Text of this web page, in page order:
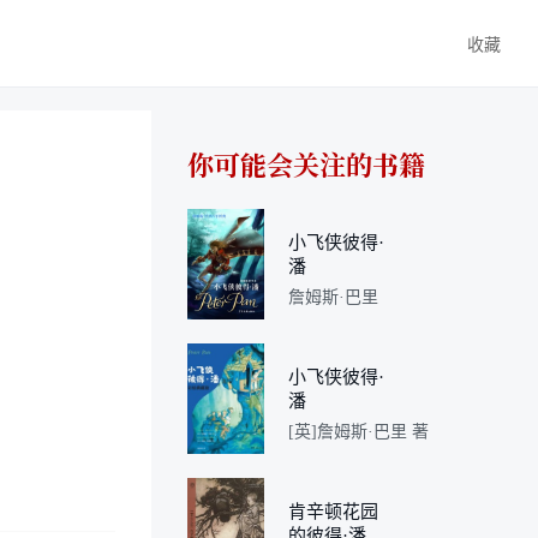
收藏
你可能会关注的书籍
小飞侠彼得·
潘
詹姆斯·巴里
小飞侠彼得·
潘
[英]詹姆斯·巴里 著
肯辛顿花园